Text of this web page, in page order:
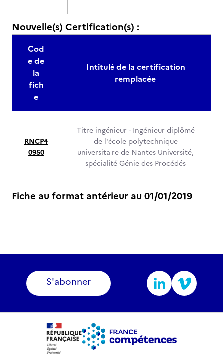
Nouvelle(s) Certification(s) :
Cod
e de
la
fich
e
Intitulé de la certification
remplacée
RNCP4
0950
Titre ingénieur - Ingénieur diplômé
de l'école polytechnique
universitaire de Nantes Université,
spécialité Génie des Procédés
Fiche au format antérieur au 01/01/2019
S'abonner